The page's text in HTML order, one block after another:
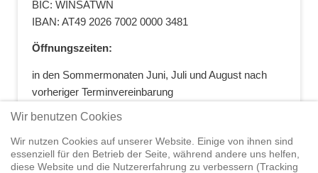
BIC: WINSATWN
IBAN: AT49 2026 7002 0000 3481
Öffnungszeiten:
in den Sommermonaten Juni, Juli und August nach
vorheriger Terminvereinbarung
Wir benutzen Cookies
Wir nutzen Cookies auf unserer Website. Einige von ihnen sind
essenziell für den Betrieb der Seite, während andere uns helfen,
diese Website und die Nutzererfahrung zu verbessern (Tracking